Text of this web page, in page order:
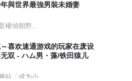
與世界最強男裝未婚妻
權傾朝野...
喜欢速通游戏的玩家在废设
双 - ハム男・藻/铁田猿儿
站「成为小...